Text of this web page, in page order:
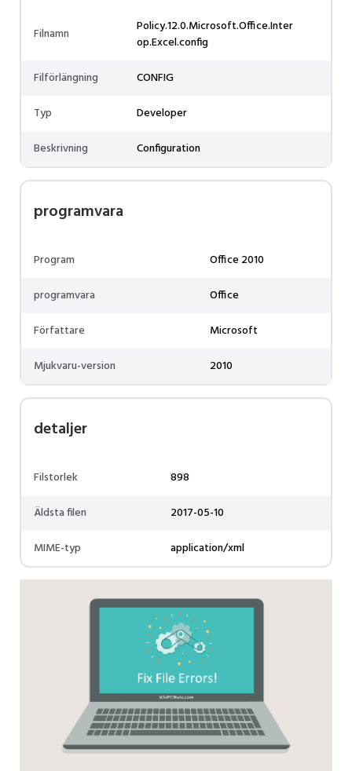
Filnamn
Policy.12.0.Microsoft.Office.Inter
op.Excel.config
Filförlängning
CONFIG
Typ
Developer
Beskrivning
Configuration
programvara
Program
Office 2010
programvara
Office
Författare
Microsoft
Mjukvaru-version
2010
detaljer
Filstorlek
898
Äldsta filen
2017-05-10
MIME-typ
application/xml